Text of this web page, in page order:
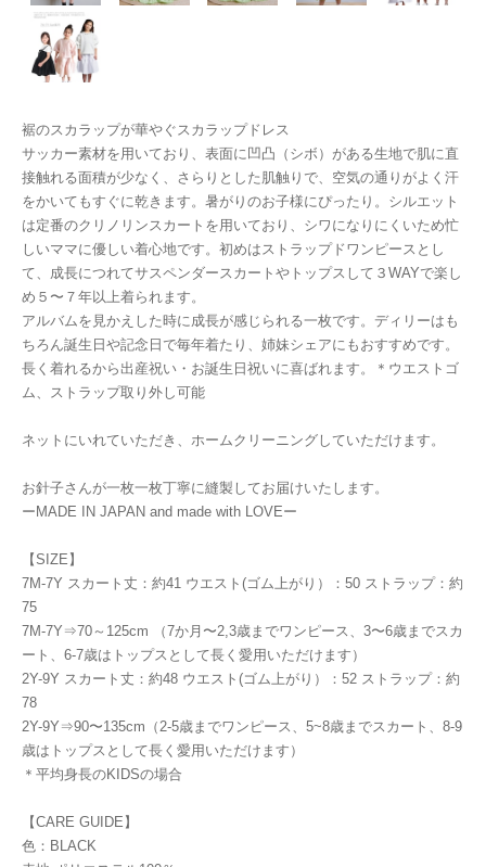
裾のスカラップが華やぐスカラップドレス
サッカー素材を用いており、表面に凹凸（シボ）がある生地で肌に直
接触れる面積が少なく、さらりとした肌触りで、空気の通りがよく汗
をかいてもすぐに乾きます。暑がりのお子様にぴったり。 シルエット
は定番のクリノリンスカートを用いており、シワになりにくいため忙
しいママに優しい着心地です。初めはストラップドワンピースとし
て、成長につれてサスペンダースカートやトップスして３WAYで楽し
め５〜７年以上着られます。
アルバムを見かえした時に成長が感じられる一枚です。ディリーはも
ちろん誕生日や記念日で毎年着たり、姉妹シェアにもおすすめです。
長く着れるから出産祝い・お誕生日祝いに喜ばれます。＊ウエストゴ
ム、ストラップ取り外し可能
ネットにいれていただき、ホームクリーニングしていただけます。
お針子さんが一枚一枚丁寧に縫製してお届けいたします。
ーMADE IN JAPAN and made with LOVEー
【SIZE】
7M-7Y スカート丈：約41 ウエスト(ゴム上がり）：50 ストラップ：約
75
7M-7Y⇒70～125cm （7か月〜2,3歳までワンピース、3〜6歳までスカ
ート、6-7歳はトップスとして長く愛用いただけます）
2Y-9Y スカート丈：約48 ウエスト(ゴム上がり）：52 ストラップ：約
78
2Y-9Y⇒90〜135cm（2-5歳までワンピース、5~8歳までスカート、8-9
歳はトップスとして長く愛用いただけます）
＊平均身長のKIDSの場合
【CARE GUIDE】
色：BLACK